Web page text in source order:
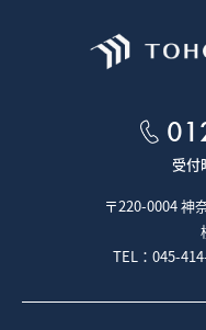
受付
〒220-0004 神
TEL：045-